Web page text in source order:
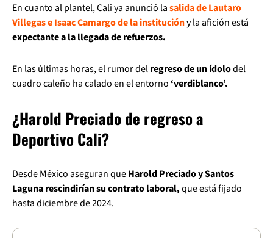
En cuanto al plantel, Cali ya anunció lasalida de Lautaro
Villegas e Isaac Camargo de la institucióny la afición está
expectante a la llegada de refuerzos.
En las últimas horas, el rumor delregreso de un ídolodel
cuadro caleño ha calado en el entorno ‘verdiblanco’.
¿Harold Preciado de regreso a
Deportivo Cali?
Desde México aseguran queHarold Preciado y Santos
Laguna rescindirían su contrato laboral,que está fijado
hasta diciembre de 2024.